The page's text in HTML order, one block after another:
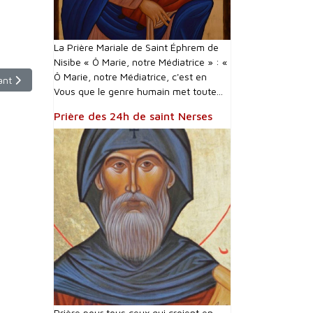
suivant : prière pour les défunts - Tradition Gréco-Catholique
La Prière Mariale de Saint Éphrem de
Nisibe « Ô Marie, notre Médiatrice » : «
Ô Marie, notre Médiatrice, c'est en
Vous que le genre humain met toute...
Prière des 24h de saint Nerses